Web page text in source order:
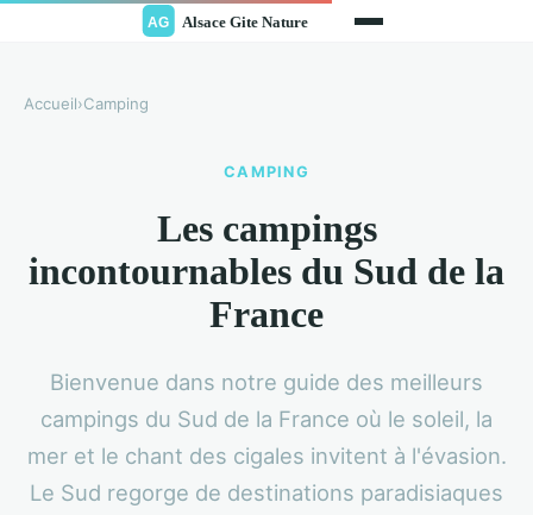
Accueil›Camping
CAMPING
Les campings
incontournables du Sud de la
France
Bienvenue dans notre guide des meilleurs
campings du Sud de la France où le soleil, la
mer et le chant des cigales invitent à l'évasion.
Le Sud regorge de destinations paradisiaques